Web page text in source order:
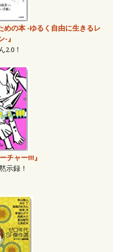
めの本 -ゆるく自由に生きるレ
-』
2.0！
チャー!!!』
示録！